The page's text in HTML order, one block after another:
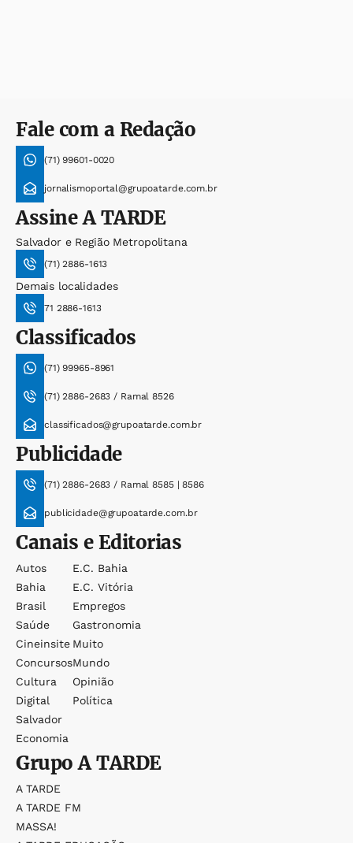
Fale com a Redação
(71) 99601-0020
jornalismoportal@grupoatarde.com.br
AssineA TARDE
Salvador e Região Metropolitana
(71) 2886-1613
Demais localidades
71 2886-1613
Classificados
(71) 99965-8961
(71) 2886-2683 / Ramal 8526
classificados@grupoatarde.com.br
Publicidade
(71) 2886-2683 / Ramal 8585 | 8586
publicidade@grupoatarde.com.br
Canais e Editorias
Autos
Bahia
Brasil
Saúde
Cineinsite
Concursos
Cultura
Digital
Salvador
Economia
E.c. Bahia
E.c. Vitória
Empregos
Gastronomia
Muito
Mundo
Opinião
Política
GrupoA TARDE
A TARDE
A TARDE FM
MASSA!